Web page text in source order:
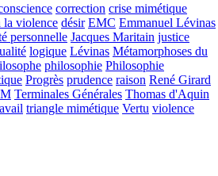
correction crise mimétique
la violence désir EMC Emmanuel Lévinas
personnelle Jacques Maritain justice
logique Lévinas Métamorphoses du
philosophie Philosophie
Progrès prudence raison René Girard
Terminales Générales Thomas d'Aquin
triangle mimétique Vertu violence